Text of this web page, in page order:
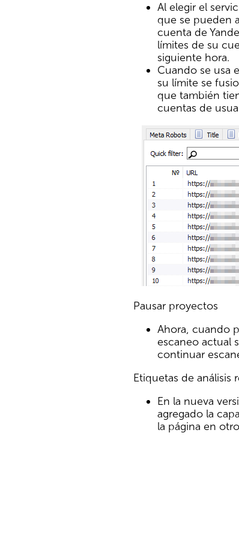
Al elegir el
que se pueden
cuenta de
límites de su
siguiente hora.
Cuando se usa
su límite se
que también
cuentas de
Pausar proyectos
Ahora, cuando
escaneo actual
continuar
Etiquetas de análisis
En la nueva
agregado la
la página en